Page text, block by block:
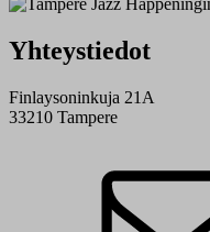
Yhteystiedot
Finlaysoninkuja 21A
33210 Tampere